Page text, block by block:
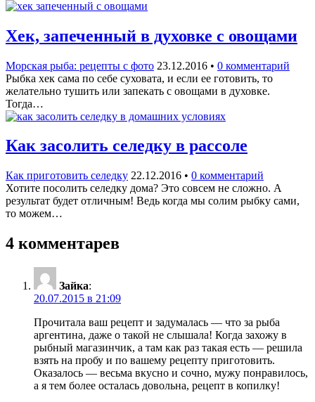
Хек, запеченный в духовке с овощами
Морская рыба: рецепты с фото 23.12.2016 • 0 комментарий
Рыбка хек сама по себе суховата, и если ее готовить, то
желательно тушить или запекать с овощами в духовке.
Тогда…
Как засолить селедку в рассоле
Как приготовить селедку 22.12.2016 • 0 комментарий
Хотите посолить селедку дома? Это совсем не сложно. А
результат будет отличным! Ведь когда мы солим рыбку сами,
то можем…
4 комментарев
Зайка:
20.07.2015 в 21:09
Прочитала ваш рецепт и задумалась — что за рыба
аргентина, даже о такой не слышала! Когда захожу в
рыбный магазинчик, а там как раз такая есть — решила
взять на пробу и по вашему рецепту приготовить.
Оказалось — весьма вкусно и сочно, мужу понравилось,
а я тем более осталась довольна, рецепт в копилку!